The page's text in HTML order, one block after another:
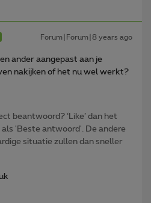
Forum|Forum|8 years ago
ander aangepast aan je
nakijken of het nu wel werkt?
beantwoord? ‘Like’ dan het
'Beste antwoord'. De andere
situatie zullen dan sneller